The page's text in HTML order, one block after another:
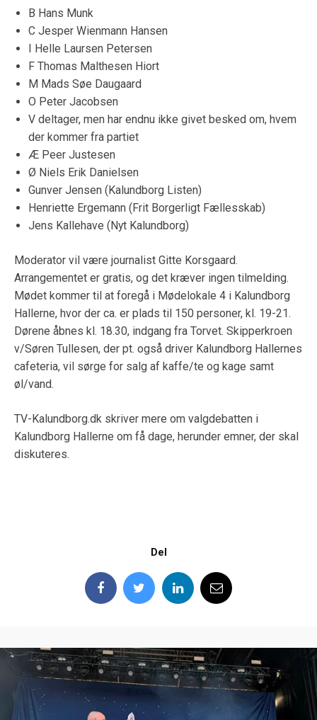
B Hans Munk
C Jesper Wienmann Hansen
I Helle Laursen Petersen
F Thomas Malthesen Hiort
M Mads Søe Daugaard
O Peter Jacobsen
V deltager, men har endnu ikke givet besked om, hvem
der kommer fra partiet
Æ Peer Justesen
Ø Niels Erik Danielsen
Gunver Jensen (Kalundborg Listen)
Henriette Ergemann (Frit Borgerligt Fællesskab)
Jens Kallehave (Nyt Kalundborg)
Moderator vil være journalist Gitte Korsgaard.
Arrangementet er gratis, og det kræver ingen tilmelding.
Mødet kommer til at foregå i Mødelokale 4 i Kalundborg
Hallerne, hvor der ca. er plads til 150 personer, kl. 19-21.
Dørene åbnes kl. 18.30, indgang fra Torvet. Skipperkroen
v/Søren Tullesen, der pt. også driver Kalundborg Hallernes
cafeteria, vil sørge for salg af kaffe/te og kage samt
øl/vand.
TV-Kalundborg.dk skriver mere om valgdebatten i
Kalundborg Hallerne om få dage, herunder emner, der skal
diskuteres.
Del